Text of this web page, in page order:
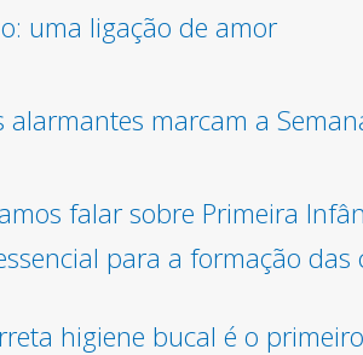
uma ligação de amor
alarmantes marcam a
falar sobre Primeira
para a formação das
higiene bucal é o